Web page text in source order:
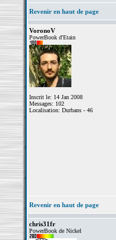
Revenir en haut de page
VoronoV
PowerBook d'Etain
Inscrit le: 14 Jan 2008
Messages: 102
Localisation: Durbans - 46
Revenir en haut de page
chris31fr
PowerBook de Nickel